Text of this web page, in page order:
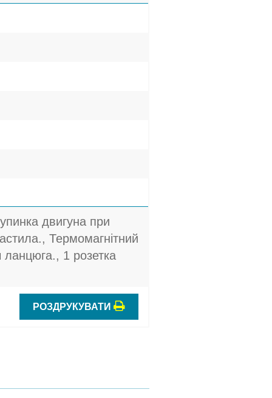
двигуна при
Термомагнітний
ланцюга., 1 розетка
РОЗДРУКУВАТИ